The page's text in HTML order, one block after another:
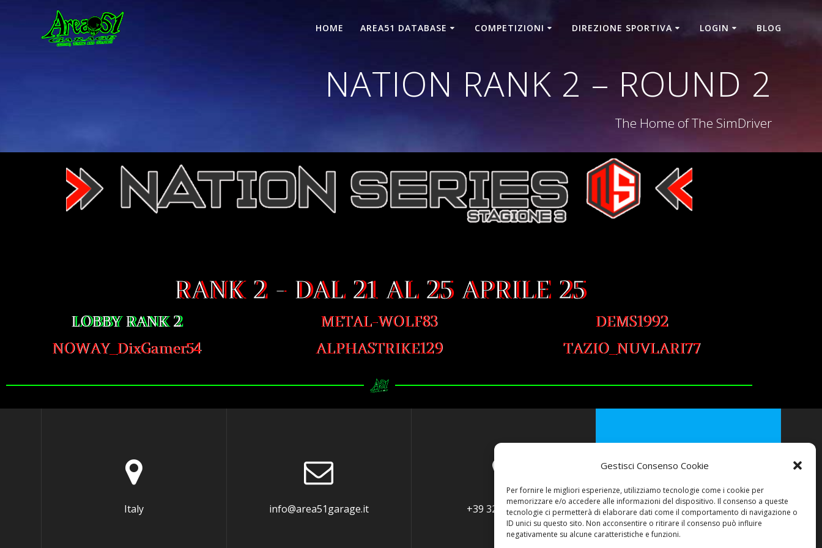
Gestisci Consenso Cookie
Per fornire le migliori esperienze, utilizziamo tecnologie come i cookie per
memorizzare e/o accedere alle informazioni del dispositivo. Il consenso a queste
tecnologie ci permetterà di elaborare dati come il comportamento di navigazione o
ID unici su questo sito. Non acconsentire o ritirare il consenso può influire
negativamente su alcune caratteristiche e funzioni.
HOME AREA51 DATABASE COMPETIZIONI DIREZIONE SPORTIVA LOGIN BLOG
NATION RANK 2 – ROUND 2
The Home of The SimDriver
RANK 2 - DAL 21 AL 25 APRILE 25
LOBBY RANK 2 METAL-WOLF83
DEMS1992
NOWAY_DixGamer54
ALPHASTRIKE129 TAZIO_NUVLARI77
Italy info@area51garage.it +39 3290063586
© 2026 AREA51 GARAGE. create
con WordPress e con il tema
Highlight Theme